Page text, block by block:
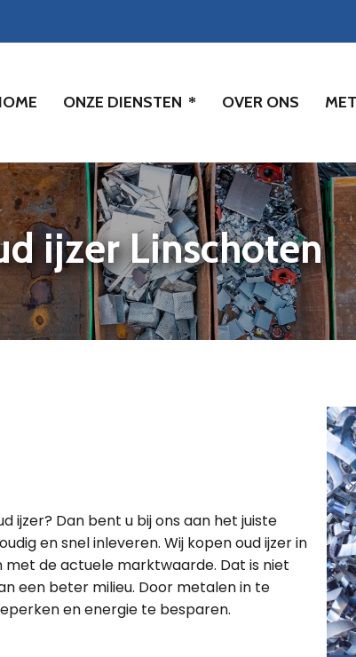
ONZE DIENSTEN OVER ONS
ijzer Linschoten
ijzer? Dan bent u bij ons aan het juiste
en snel inleveren. Wij kopen oud ijzer in
met de actuele marktwaarde. Dat is niet
een beter milieu. Door metalen in te
en energie te besparen.